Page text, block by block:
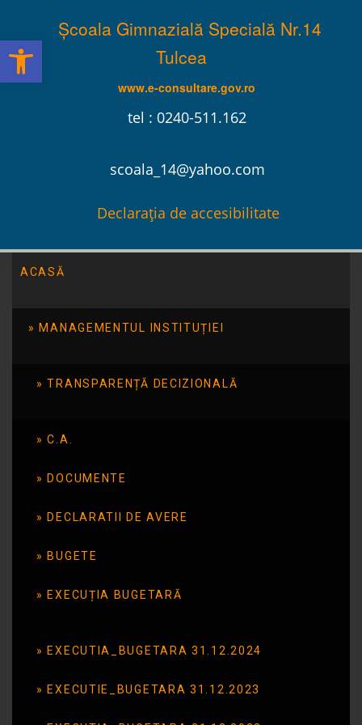
Școala Gimnazială Specială Nr.14
Tulcea
www.e-consultare.gov.ro
tel : 0240-511.162
scoala_14@yahoo.com
Declarația de accesibilitate
ACASĂ
MANAGEMENTUL INSTITUȚIEI
TRANSPARENȚĂ DECIZIONALĂ
C.A.
DOCUMENTE
DECLARATII DE AVERE
BUGETE
EXECUȚIA BUGETARĂ
EXECUTIA_BUGETARA 31.12.2024
EXECUTIE_BUGETARA 31.12.2023
nevoie se cunoaste –
Publicat în data de: 20 octombrie 2016
Deschide bara de unelte